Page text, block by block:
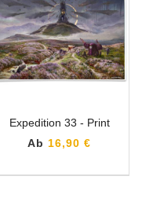
Expedition 33 - Print
Ab 16,90 €